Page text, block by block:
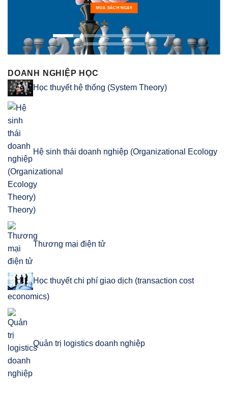
MUA SÁCH NGAY
DOANH NGHIỆP HỌC
Học thuyết hệ thống (System Theory)
Hệ sinh thái doanh nghiệp (Organizational Ecology
Theory)
Thương mại điện tử
Học thuyết chi phí giao dịch (transaction cost
economics)
Quản trị logistics doanh nghiệp